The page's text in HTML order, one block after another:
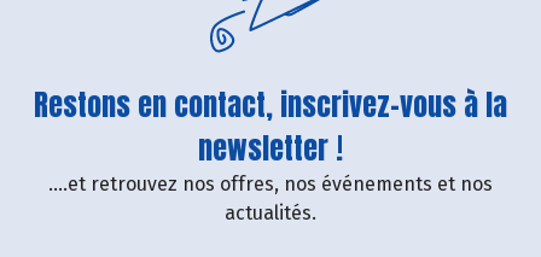
Restons en contact, inscrivez-vous à la
newsletter !
....et retrouvez nos offres, nos événements et nos
actualités.